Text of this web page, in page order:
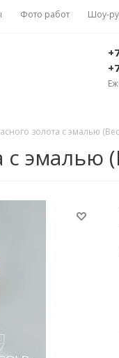
Фото работ Шоу-
золота с эмалью
эмалью